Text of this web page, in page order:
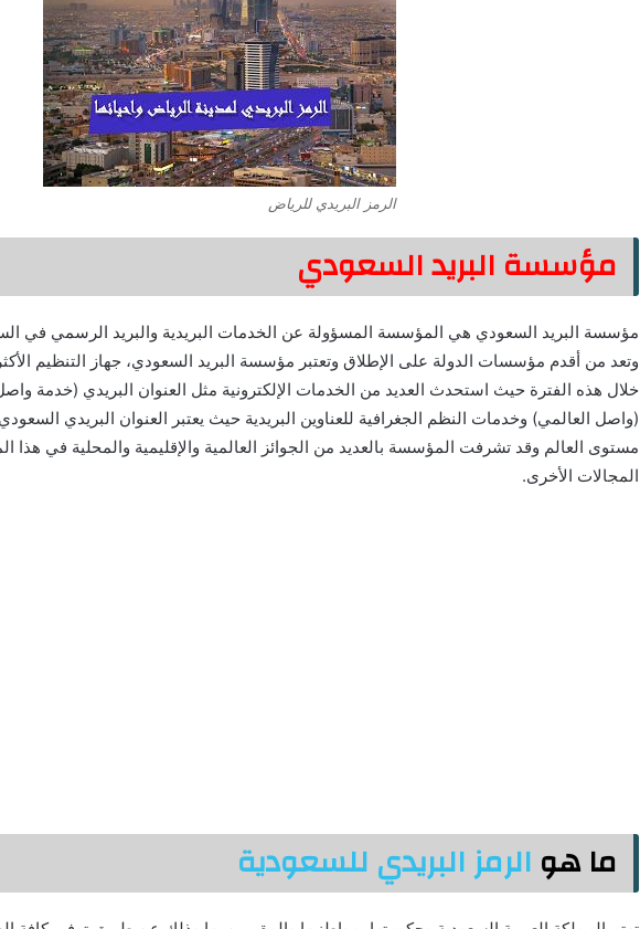
الرمز البريدي للرياض
مؤسسة البريد السعودي
وتعد من أقدم مؤسسات الدولة على الإطلاق وتعتبر مؤسسة البريد السعودي، جهاز التنظيم
خلال هذه الفترة حيث استحدث العديد من الخدمات الإلكترونية مثل العنوان البريدي (خدمة
(واصل العالمي) وخدمات النظم الجغرافية للعناوين البريدية حيث يعتبر العنوان البريدي
مستوى العالم وقد تشرفت المؤسسة بالعديد من الجوائز العالمية والإقليمية والمحلية في
المجالات الأخرى.
ما هو الرمز البريدي للسعودية